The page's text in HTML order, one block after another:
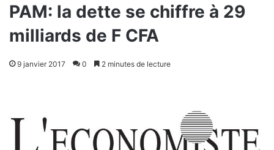
PAM: la dette se chiffre à 29
milliards de F CFA
9 janvier 2017 0 2 minutes de lecture